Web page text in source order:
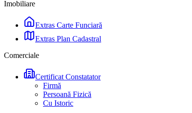
Imobiliare
Extras Carte Funciară
Extras Plan Cadastral
Comerciale
Certificat Constatator
Firmă
Persoană Fizică
Cu Istoric